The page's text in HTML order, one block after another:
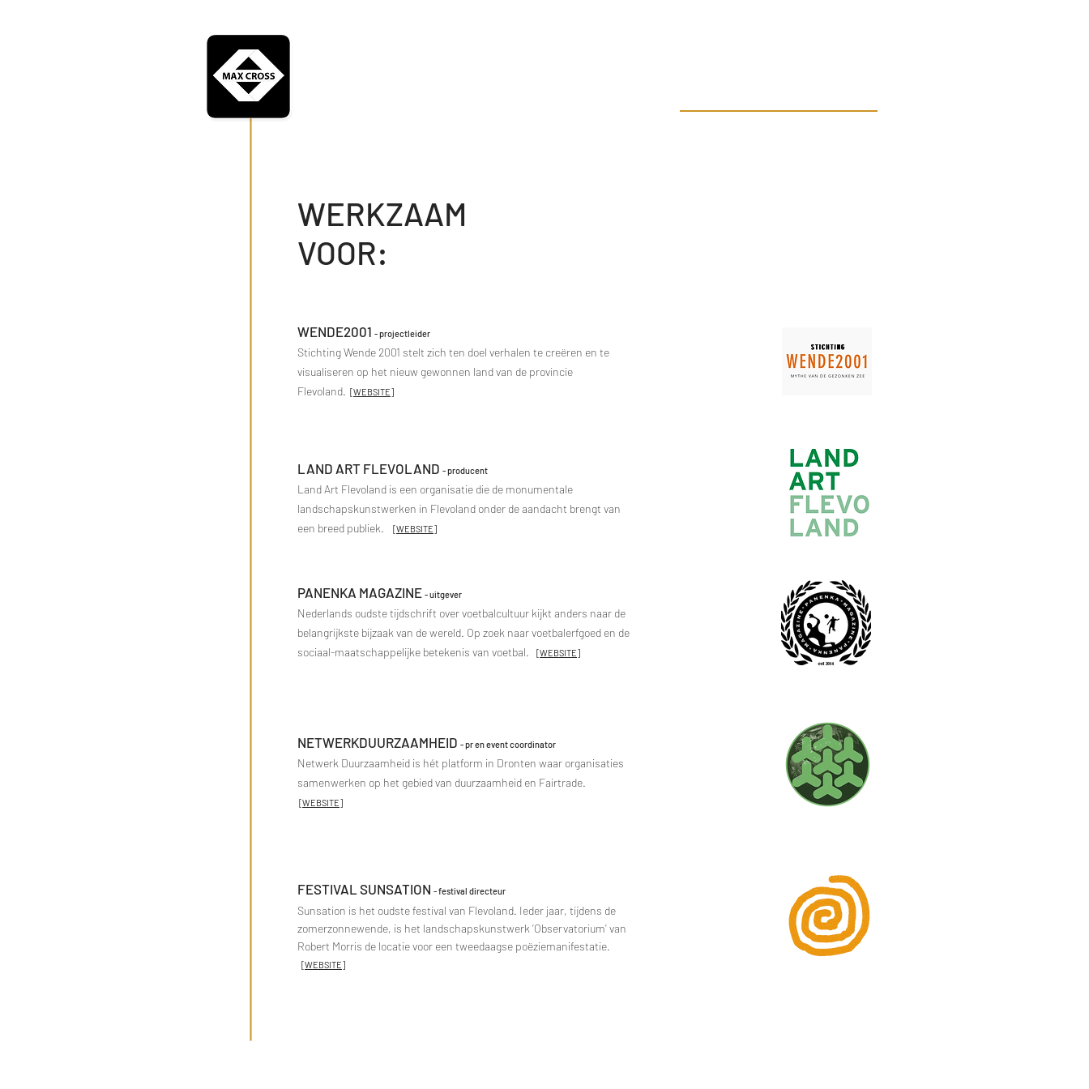
WERKZAAM
VOOR:
WENDE2001 - projectleider
Stichting Wende 2001 stelt zich ten doel verhalen te creëren en te
visualiseren op het nieuw gewonnen land van de provincie
Flevoland. [WEBSITE]
LAND ART FLEVOLAND - producent
Land Art Flevoland is een organisatie die de monumentale
landschapskunstwerken in Flevoland onder de aandacht brengt van
een breed publiek.
[WEBSITE]
PANENKA MAGAZINE - uitgever
Nederlands oudste tijdschrift over voetbalcultuur kijkt anders naar de
belangrijkste bijzaak van de wereld. Op zoek naar voetbalerfgoed en de
sociaal-maatschappelijke betekenis van voetbal.
[WEBSITE]
NETWERKDUURZAAMHEID - pr en event coordinator
Netwerk Duurzaamheid is hét platform in Dronten waar organisaties
samenwerken op het gebied van duurzaamheid en Fairtrade.
[WEBSITE]
FESTIVAL SUNSATION - festival directeur
Sunsation is het oudste festival van Flevoland. Ieder jaar, tijdens de
zomerzonnewende, is het landschapskunstwerk ‘Observatorium’ van
Robert Morris de locatie voor een tweedaagse poëziemanifestatie.
[WEBSITE]